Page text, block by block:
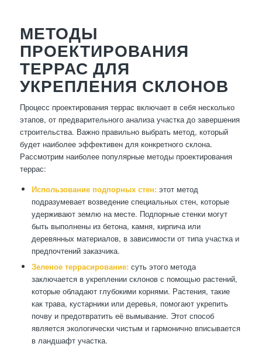
МЕТОДЫ
ПРОЕКТИРОВАНИЯ
ТЕРРАС ДЛЯ
УКРЕПЛЕНИЯ СКЛОНОВ
Процесс проектирования террас включает в себя несколько
этапов, от предварительного анализа участка до завершения
строительства. Важно правильно выбрать метод, который
будет наиболее эффективен для конкретного склона.
Рассмотрим наиболее популярные методы проектирования
террас:
Использование подпорных стен:этот метод
подразумевает возведение специальных стен, которые
удерживают землю на месте. Подпорные стенки могут
быть выполнены из бетона, камня, кирпича или
деревянных материалов, в зависимости от типа участка и
предпочтений заказчика.
Зеленое террасирование:суть этого метода
заключается в укреплении склонов с помощью растений,
которые обладают глубокими корнями. Растения, такие
как трава, кустарники или деревья, помогают укрепить
почву и предотвратить её вымывание. Этот способ
является экологически чистым и гармонично вписывается
в ландшафт участка.